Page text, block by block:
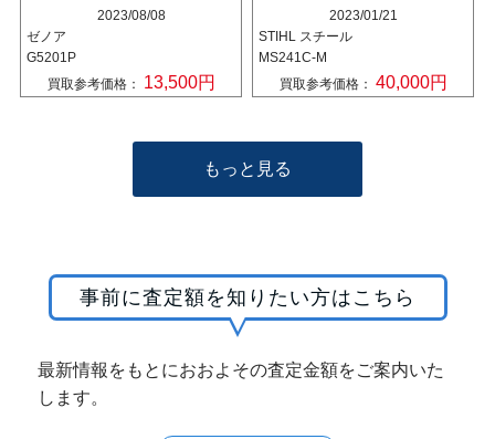
2023/08/08
ゼノア
G5201P
買取参考価格：
13,500円
2023/01/21
STIHL スチール
MS241C-M
買取参考価格： 40,000円
もっと見る
事前に査定額を知りたい方はこちら
最新情報をもとにおおよその査定金額をご案内いた
します。